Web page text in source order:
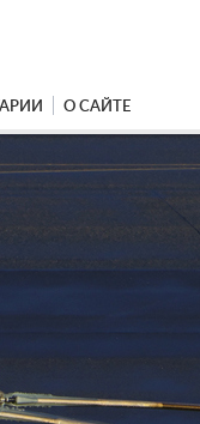
О САЙТЕ